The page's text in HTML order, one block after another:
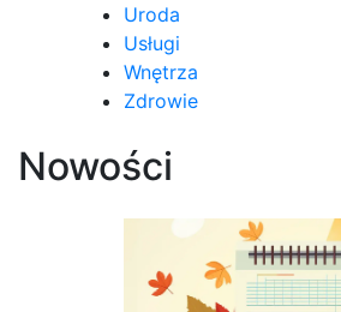
Uroda
Usługi
Wnętrza
Zdrowie
Nowości